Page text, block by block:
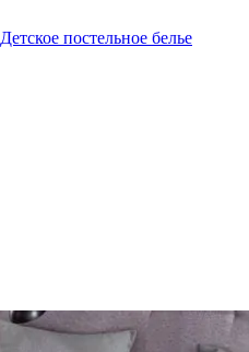
Детское постельное белье